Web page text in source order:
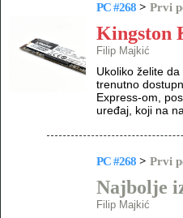
PC #268 > Prvi
Kingston
Filip Majkić
Ukoliko želite
trenutno
Express-om,
uređaj, koji na
PC #268 > Prvi
Najbolje
Filip Majkić